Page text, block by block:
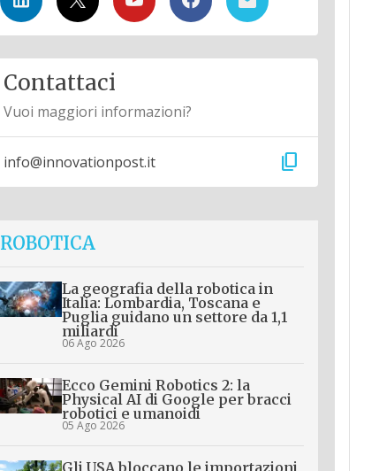
Contattaci
Vuoi maggiori informazioni?
info@innovationpost.it content_copy
ROBOTICA
La geografia della robotica in
Italia: Lombardia, Toscana e
Puglia guidano un settore da 1,1
miliardi
06 Ago 2026
Ecco Gemini Robotics 2: la
Physical AI di Google per bracci
robotici e umanoidi
05 Ago 2026